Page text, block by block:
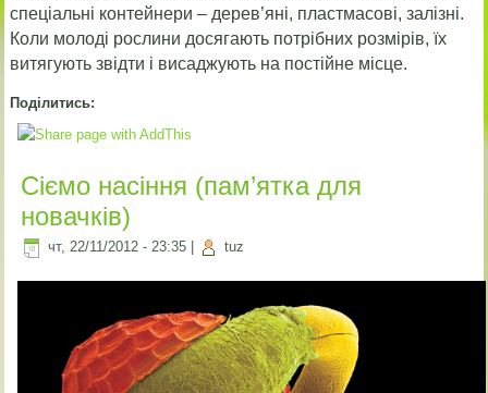
спеціальні контейнери – дерев’яні, пластмасові, залізні.
Коли молоді рослини досягають потрібних розмірів, їх
витягують звідти і висаджують на постійне місце.
Поділитись:
Сіємо насіння (пам’ятка для
новачків)
чт, 22/11/2012 - 23:35 tuz